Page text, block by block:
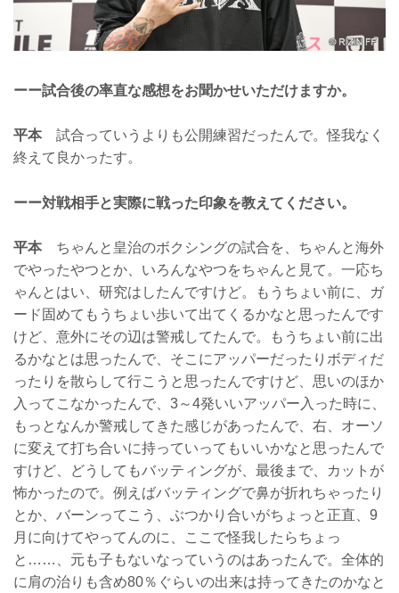
ーー試合後の率直な感想をお聞かせいただけますか。
平本試合っていうよりも公開練習だったんで。怪我なく
終えて良かったす。
ーー対戦相手と実際に戦った印象を教えてください。
平本ちゃんと皇治のボクシングの試合を、ちゃんと海外
でやったやつとか、いろんなやつをちゃんと見て。一応ち
ゃんとはい、研究はしたんですけど。もうちょい前に、ガ
ード固めてもうちょい歩いて出てくるかなと思ったんです
けど、意外にその辺は警戒してたんで。もうちょい前に出
るかなとは思ったんで、そこにアッパーだったりボディだ
ったりを散らして行こうと思ったんですけど、思いのほか
入ってこなかったんで、3～4発いいアッパー入った時に、
もっとなんか警戒してきた感じがあったんで、右、オーソ
に変えて打ち合いに持っていってもいいかなと思ったんで
すけど、どうしてもバッティングが、最後まで、カットが
怖かったので。例えばバッティングで鼻が折れちゃったり
とか、バーンってこう、ぶつかり合いがちょっと正直、9
月に向けてやってんのに、ここで怪我したらちょっ
と……、元も子もないなっていうのはあったんで。全体的
に肩の治りも含め80％ぐらいの出来は持ってきたのかなと